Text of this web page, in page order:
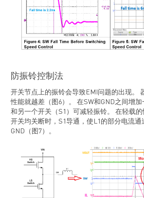
防振铃控制法
开关节点上的振铃会导致EMI问题的出现。
性能就越差（图6）。 在SW和GND之间增加
和另一个开关（S1）可减轻振铃。 在轻载
开关均关断时，S1导通，使L1的部分电流通
GND（图7）。